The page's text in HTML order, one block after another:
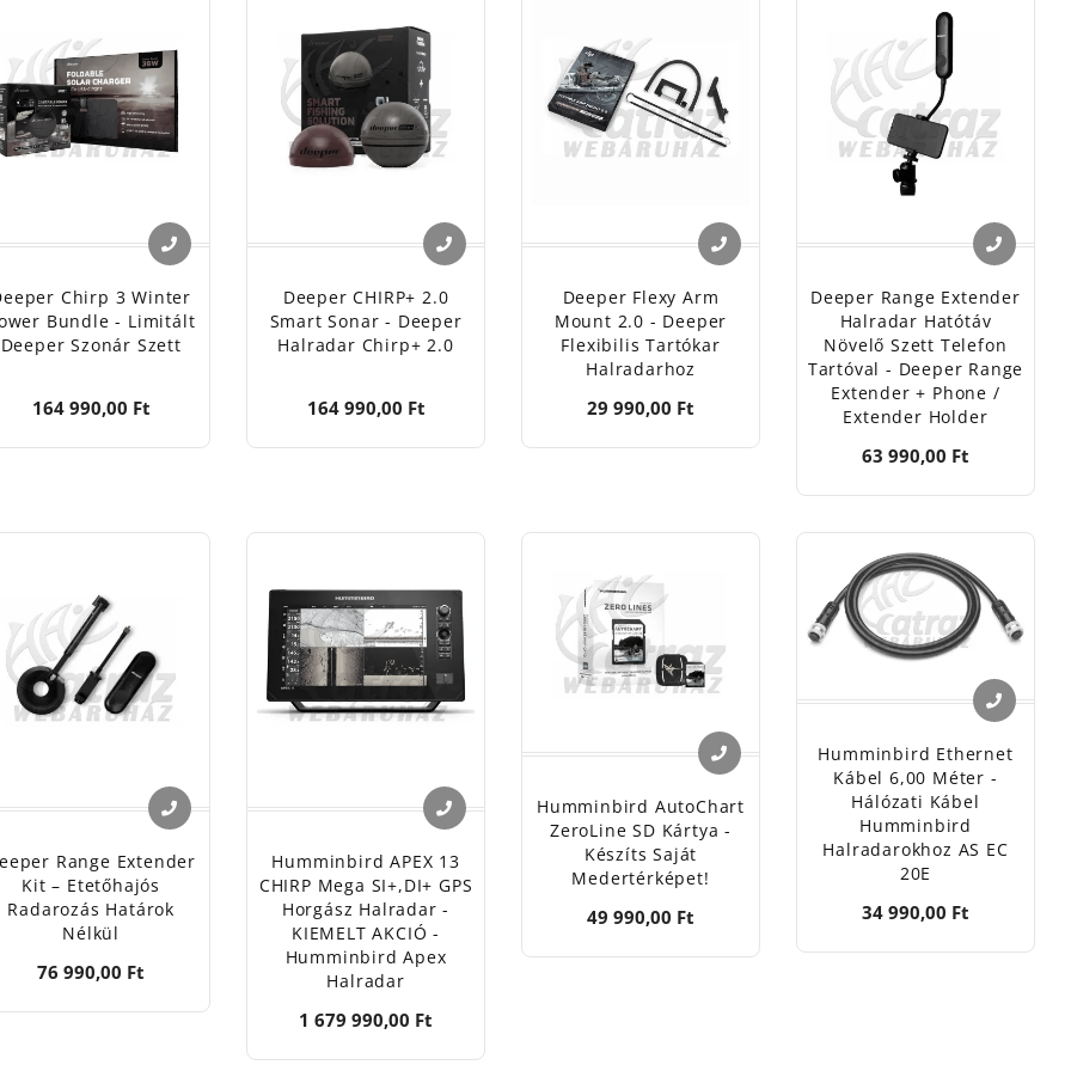
Chirp 3 Winter
Bundle - Limitált
Deeper Szonár Szett
164 990,00 Ft
Deeper CHIRP+ 2.0
Smart Sonar - Deeper
Halradar Chirp+ 2.0
164 990,00 Ft
Deeper Flexy Arm
Mount 2.0 - Deeper
Flexibilis Tartókar
Halradarhoz
29 990,00 Ft
Deeper Range Extender
Halradar Hatótáv
Növelő Szett Telefon
Tartóval - Deeper Range
Extender + Phone /
Extender Holder
63 990,00 Ft
Range Extender
Kit – Etetőhajós
Radarozás Határok
Nélkül
76 990,00 Ft
Humminbird APEX 13
CHIRP Mega SI+,DI+ GPS
Horgász Halradar -
KIEMELT AKCIÓ -
Humminbird Apex
Halradar
1 679 990,00 Ft
Humminbird AutoChart
ZeroLine SD Kártya -
Készíts Saját
Medertérképet!
49 990,00 Ft
Humminbird Ethernet
Kábel 6,00 Méter -
Hálózati Kábel
Humminbird
Halradarokhoz AS EC
20E
34 990,00 Ft